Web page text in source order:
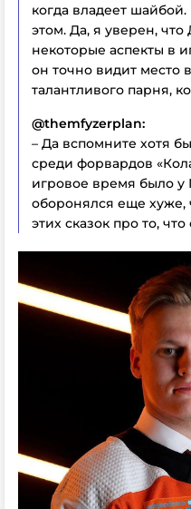
когда владеет
этом. Да, я уверен,
некоторые аспекты в
он точно видит место
талантливого парня,
@themfyzerplan:
– Да вспомните хотя
среди форвардов
игровое время было у
оборонялся еще хуже,
этих сказок про то,